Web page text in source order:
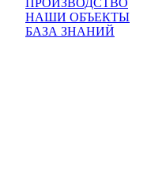
ПРОИЗВОДСТВО
НАШИ ОБЪЕКТЫ
БАЗА ЗНАНИЙ